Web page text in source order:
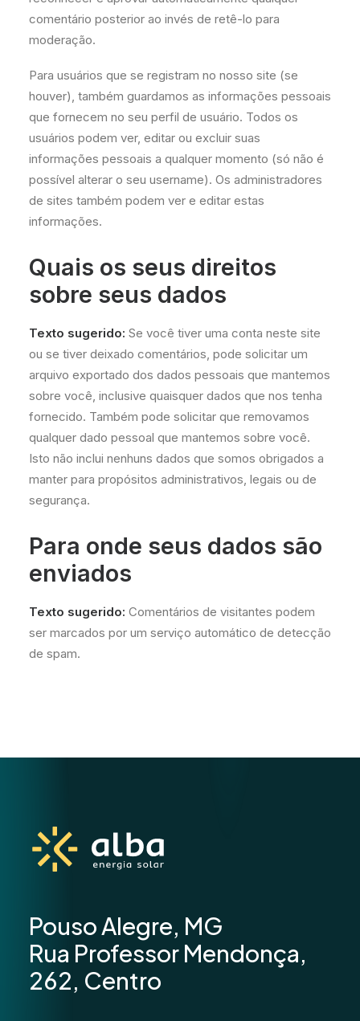
comentário posterior ao invés de retê-lo para
moderação.
Para usuários que se registram no nosso site (se
houver), também guardamos as informações pessoais
que fornecem no seu perfil de usuário. Todos os
usuários podem ver, editar ou excluir suas
informações pessoais a qualquer momento (só não é
possível alterar o seu username). Os administradores
de sites também podem ver e editar estas
informações.
Quais os seus direitos
sobre seus dados
Texto sugerido: Se você tiver uma conta neste site
ou se tiver deixado comentários, pode solicitar um
arquivo exportado dos dados pessoais que mantemos
sobre você, inclusive quaisquer dados que nos tenha
fornecido. Também pode solicitar que removamos
qualquer dado pessoal que mantemos sobre você.
Isto não inclui nenhuns dados que somos obrigados a
manter para propósitos administrativos, legais ou de
segurança.
Para onde seus dados são
enviados
Texto sugerido: Comentários de visitantes podem
ser marcados por um serviço automático de detecção
de spam.
Pouso Alegre, MG
Rua Professor Mendonça,
262, Centro